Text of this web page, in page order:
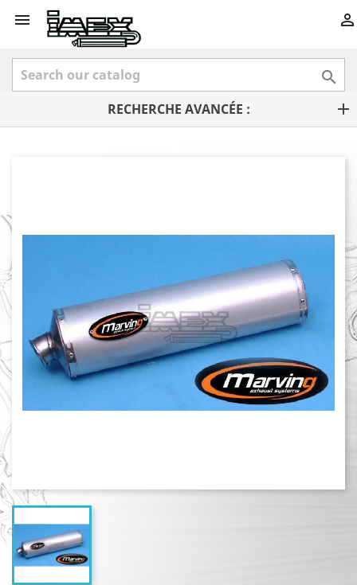
 

RECHERCHE AVANCÉE :